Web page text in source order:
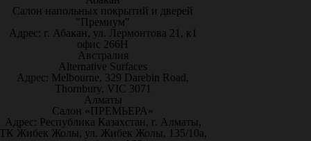
Салон напольных покрытий и дверей
"Премиум"
Адрес: г. Абакан, ул. Лермонтова 21, к1
офис 266Н
Австралия
Alternative Surfaces
Адрес: Melbourne, 329 Darebin Road,
Thornbury, VIC 3071
Алматы
Салон «ПРЕМЬЕРА»
Адрес: Республика Казахстан, г. Алматы,
Жибек Жолы, ул. Жибек Жолы, 135/10а,